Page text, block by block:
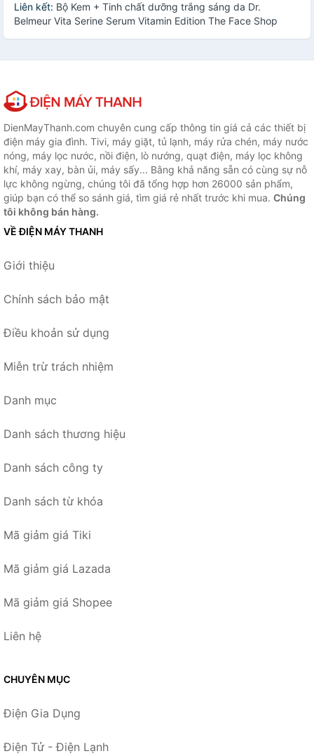
Liên kết: Bộ Kem + Tinh chất dưỡng trắng sáng da Dr.
Belmeur Vita Serine Serum Vitamin Edition The Face Shop
DienMayThanh.com chuyên cung cấp thông tin giá cả các thiết bị
điện máy gia đình. Tivi, máy giặt, tủ lạnh, máy rửa chén, máy nước
nóng, máy lọc nước, nồi điện, lò nướng, quạt điện, máy lọc không
khí, máy xay, bàn ủi, máy sấy... Bằng khả năng sẵn có cùng sự nỗ
lực không ngừng, chúng tôi đã tổng hợp hơn 26000 sản phẩm,
giúp bạn có thể so sánh giá, tìm giá rẻ nhất trước khi mua. Chúng
tôi không bán hàng.
VỀ ĐIỆN MÁY THANH
Giới thiệu
Chính sách bảo mật
Điều khoản sử dụng
Miễn trừ trách nhiệm
Danh mục
Danh sách thương hiệu
Danh sách công ty
Danh sách từ khóa
Mã giảm giá Tiki
Mã giảm giá Lazada
Mã giảm giá Shopee
Liên hệ
CHUYÊN MỤC
Điện Gia Dụng
Điện Tử - Điện Lạnh